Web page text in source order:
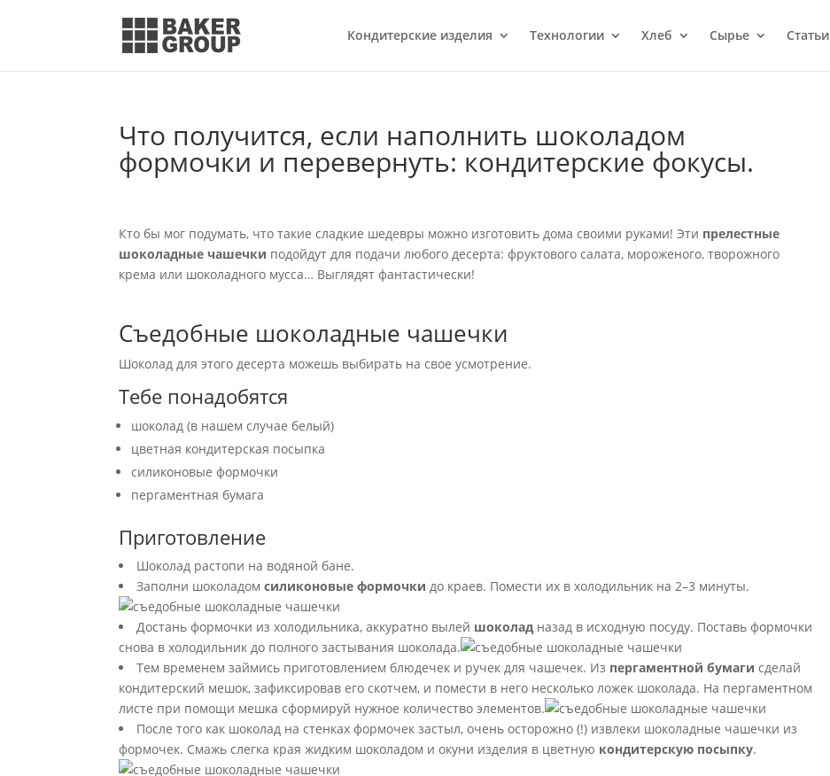
Кондитерcкие изделия Технологии Хлеб Сырье Статьи
Что получится, если наполнить шоколадом
формочки и перевернуть: кондитерские фокусы.
Кто бы мог подумать, что такие сладкие шедевры можно изготовить дома своими руками! Эти прелестные
шоколадные чашечки подойдут для подачи любого десерта: фруктового салата, мороженого, творожного
крема или шоколадного мусса… Выглядят фантастически!
Съедобные шоколадные чашечки
Шоколад для этого десерта можешь выбирать на свое усмотрение.
Тебе понадобятся
шоколад (в нашем случае белый)
цветная кондитерская посыпка
силиконовые формочки
пергаментная бумага
Приготовление
Шоколад растопи на водяной бане.
Заполни шоколадомсиликоновые формочки до краев. Помести их в холодильник на 2–3 минуты.
Достань формочки из холодильника, аккуратно вылей шоколад назад в исходную посуду. Поставь формочки
снова в холодильник до полного застывания шоколада.
Тем временем займись приготовлением блюдечек и ручек для чашечек. Из пергаментной бумаги сделай
кондитерский мешок, зафиксировав его скотчем, и помести в него несколько ложек шоколада. На пергаментном
листе при помощи мешка сформируй нужное количество элементов.
После того как шоколад на стенках формочек застыл, очень осторожно (!) извлеки шоколадные чашечки из
формочек. Смажь слегка края жидким шоколадом и окуни изделия в цветную кондитерскую посыпку.